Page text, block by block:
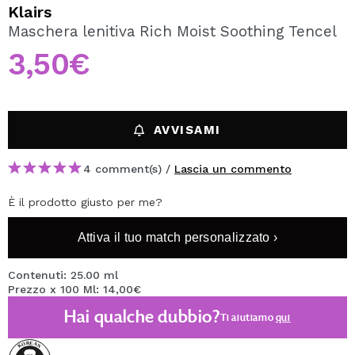
Creando un account su Maquibeauty.it potrai fare i tuoi
acquisti velocemente, controllare lo stato dei tuoi ordini e
consultare le tue operazioni precedenti.
CREARE UN ACCOUNT
Klairs
Maschera lenitiva Rich Moist Soothing Tencel
3,50€
AVVISAMI
4 comment(s) / Lascia un commento
È il prodotto giusto per me?
Attiva il tuo match personalizzato ›
Contenuti: 25.00 ml
Prezzo x 100 Ml: 14,00€
Hai qualche dubbio?Ti aiutiamoqui